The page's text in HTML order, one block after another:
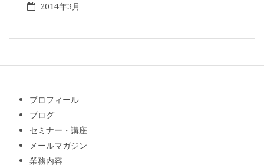
2014年3月
プロフィール
ブログ
セミナー・講座
メールマガジン
業務内容